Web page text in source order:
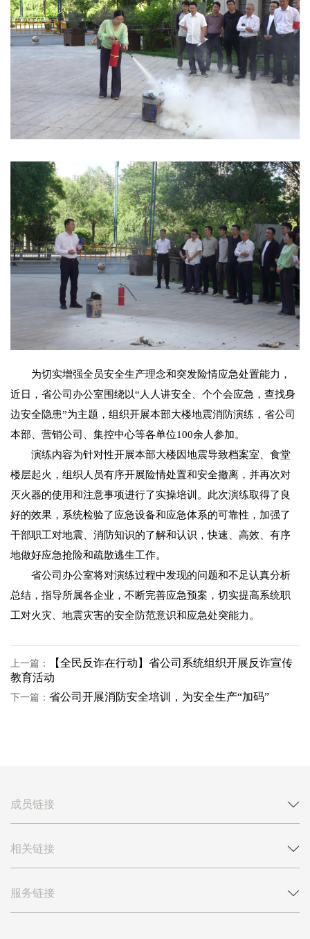
为切实增强全员安全生产理念和突发险情应急处置能力，
近日，省公司办公室围绕以“人人讲安全、个个会应急，查找身
边安全隐患”为主题，组织开展本部大楼地震消防演练，省公司
本部、营销公司、集控中心等各单位100余人参加。
演练内容为针对性开展本部大楼因地震导致档案室、食堂
楼层起火，组织人员有序开展险情处置和安全撤离，并再次对
灭火器的使用和注意事项进行了实操培训。此次演练取得了良
好的效果，系统检验了应急设备和应急体系的可靠性，加强了
干部职工对地震、消防知识的了解和认识，快速、高效、有序
地做好应急抢险和疏散逃生工作。
省公司办公室将对演练过程中发现的问题和不足认真分析
总结，指导所属各企业，不断完善应急预案，切实提高系统职
工对火灾、地震灾害的安全防范意识和应急处突能力。
上一篇：
【全民反诈在行动】省公司系统组织开展反诈宣传
教育活动
下一篇： 省公司开展消防安全培训，为安全生产“加码”
成员链接
相关链接
服务链接